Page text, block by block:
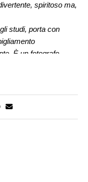
spiritoso ma,
studi, porta con
È un fotografo
realtà e degli
un viaggiatore del
fuori dagli schemi, e